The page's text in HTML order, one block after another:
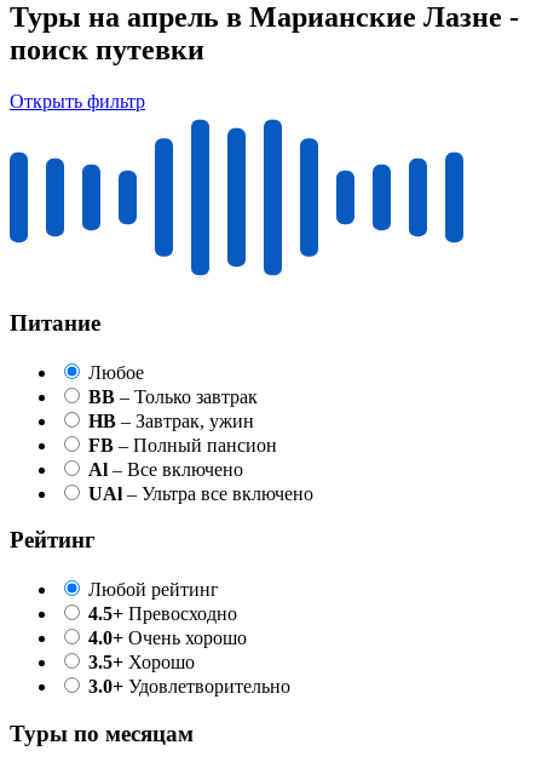
Туры на апрель в Марианские Лазне -
поиск путевки
Открыть фильтр
Питание
Любое
BB – Только завтрак
HB – Завтрак, ужин
FB – Полный пансион
Al – Все включено
UAl – Ультра все включено
Рейтинг
Любой рейтинг
4.5+ Превосходно
4.0+ Очень хорошо
3.5+ Хорошо
3.0+ Удовлетворительно
Туры по месяцам